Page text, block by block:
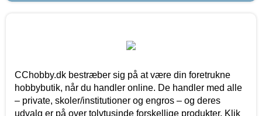
CChobby.dk bestræber sig på at være din foretrukne
hobbybutik, når du handler online. De handler med alle
– private, skoler/institutioner og engros – og deres
udvalg er på over tolvtusinde forskellige produkter. Klik